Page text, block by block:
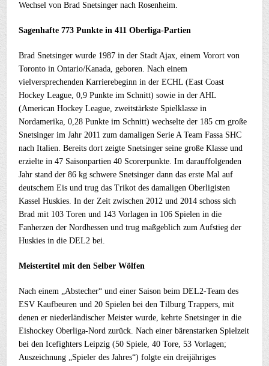
Wechsel von Brad Snetsinger nach Rosenheim.
Sagenhafte 773 Punkte in 411 Oberliga-Partien
Brad Snetsinger wurde 1987 in der Stadt Ajax, einem Vorort von
Toronto in Ontario/Kanada, geboren. Nach einem
vielversprechenden Karrierebeginn in der ECHL (East Coast
Hockey League, 0,9 Punkte im Schnitt) sowie in der AHL
(American Hockey League, zweitstärkste Spielklasse in
Nordamerika, 0,28 Punkte im Schnitt) wechselte der 185 cm große
Snetsinger im Jahr 2011 zum damaligen Serie A Team Fassa SHC
nach Italien. Bereits dort zeigte Snetsinger seine große Klasse und
erzielte in 47 Saisonpartien 40 Scorerpunkte. Im darauffolgenden
Jahr stand der 86 kg schwere Snetsinger dann das erste Mal auf
deutschem Eis und trug das Trikot des damaligen Oberligisten
Kassel Huskies. In der Zeit zwischen 2012 und 2014 schoss sich
Brad mit 103 Toren und 143 Vorlagen in 106 Spielen in die
Fanherzen der Nordhessen und trug maßgeblich zum Aufstieg der
Huskies in die DEL2 bei.
Meistertitel mit den Selber Wölfen
Nach einem „Abstecher“ und einer Saison beim DEL2-Team des
ESV Kaufbeuren und 20 Spielen bei den Tilburg Trappers, mit
denen er niederländischer Meister wurde, kehrte Snetsinger in die
Eishockey Oberliga-Nord zurück. Nach einer bärenstarken Spielzeit
bei den Icefighters Leipzig (50 Spiele, 40 Tore, 53 Vorlagen;
Auszeichnung „Spieler des Jahres“) folgte ein dreijähriges